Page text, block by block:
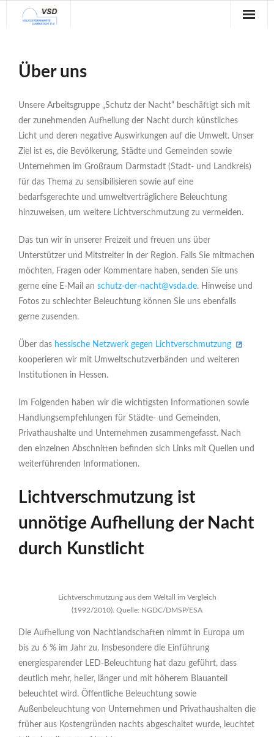
Veranstaltungen
Galerie
Anfahrt
Kontakt
Über uns
Unsere Arbeitsgruppe „Schutz der Nacht“ beschäftigt sich mit
der zunehmenden Aufhellung der Nacht durch künstliches
Licht und deren negative Auswirkungen auf die Umwelt. Unser
Ziel ist es, die Bevölkerung, Städte und Gemeinden sowie
Unternehmen im Großraum Darmstadt (Stadt- und Landkreis)
für das Thema zu sensibilisieren sowie auf eine
bedarfsgerechte und umweltverträglichere Beleuchtung
hinzuweisen, um weitere Lichtverschmutzung zu vermeiden.
Das tun wir in unserer Freizeit und freuen uns über
Unterstützer und Mitstreiter in der Region. Falls Sie mitmachen
möchten, Fragen oder Kommentare haben, senden Sie uns
gerne eine E-Mail an schutz-der-nacht@vsda.de. Hinweise und
Fotos zu schlechter Beleuchtung können Sie uns ebenfalls
gerne zusenden.
Über das hessische Netzwerk gegen Lichtverschmutzung
kooperieren wir mit Umweltschutzverbänden und weiteren
Institutionen in Hessen.
Im Folgenden haben wir die wichtigsten Informationen sowie
Handlungsempfehlungen für Städte- und Gemeinden,
Privathaushalte und Unternehmen zusammengefasst. Nach
den einzelnen Abschnitten befinden sich Links mit Quellen und
weiterführenden Informationen.
Lichtverschmutzung ist
unnötige Aufhellung der Nacht
durch Kunstlicht
Lichtverschmutzung aus dem Weltall im Vergleich
(1992/2010). Quelle: NGDC/DMSP/ESA
Die Aufhellung von Nachtlandschaften nimmt in Europa um
bis zu 6 % im Jahr zu. Insbesondere die Einführung
energiesparender LED-Beleuchtung hat dazu geführt, dass
deutlich mehr, heller, länger und mit höherem Blauanteil
beleuchtet wird. Öffentliche Beleuchtung sowie
Außenbeleuchtung von Unternehmen und Privathaushalten die
früher aus Kostengründen nachts abgeschaltet wurde, leuchtet